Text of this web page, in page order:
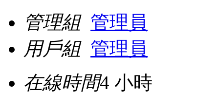
管理組 管理員
用戶組 管理員
在線時間4 小時